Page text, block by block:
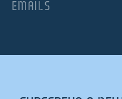
EMAILS